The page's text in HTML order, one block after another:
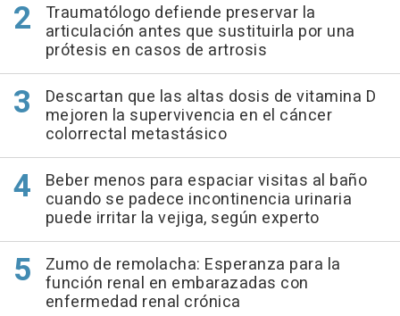
Traumatólogo defiende preservar la
articulación antes que sustituirla por una
prótesis en casos de artrosis
Descartan que las altas dosis de vitamina D
mejoren la supervivencia en el cáncer
colorrectal metastásico
Beber menos para espaciar visitas al baño
cuando se padece incontinencia urinaria
puede irritar la vejiga, según experto
Zumo de remolacha: Esperanza para la
función renal en embarazadas con
enfermedad renal crónica